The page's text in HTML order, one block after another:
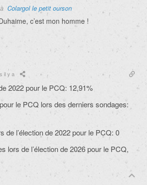
Colargol le petit ourson
c’est mon homme !
il y a
2022 pour le PCQ: 12,91%
le PCQ lors des derniers sondages:
de l’élection de 2022 pour le PCQ: 0
lors de l’élection de 2026 pour le PCQ,